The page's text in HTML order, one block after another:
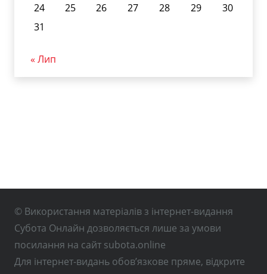
24
25 26 27 28 29
30
31
« Лип
© Використання матеріалів з інтернет-видання
Субота Онлайн дозволяється лише за умови
посилання на сайт subota.online
Для інтернет-видань обов’язкове пряме, відкрите